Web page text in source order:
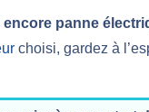
panne
choisi, gardez à